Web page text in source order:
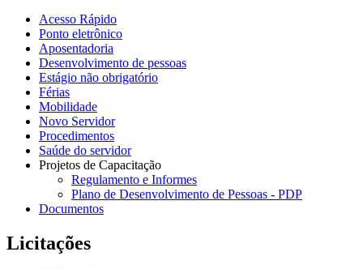
Acesso Rápido
Ponto eletrônico
Aposentadoria
Desenvolvimento de pessoas
Estágio não obrigatório
Férias
Mobilidade
Novo Servidor
Procedimentos
Saúde do servidor
Projetos de Capacitação
Regulamento e Informes
Plano de Desenvolvimento de Pessoas - PDP
Documentos
Licitações